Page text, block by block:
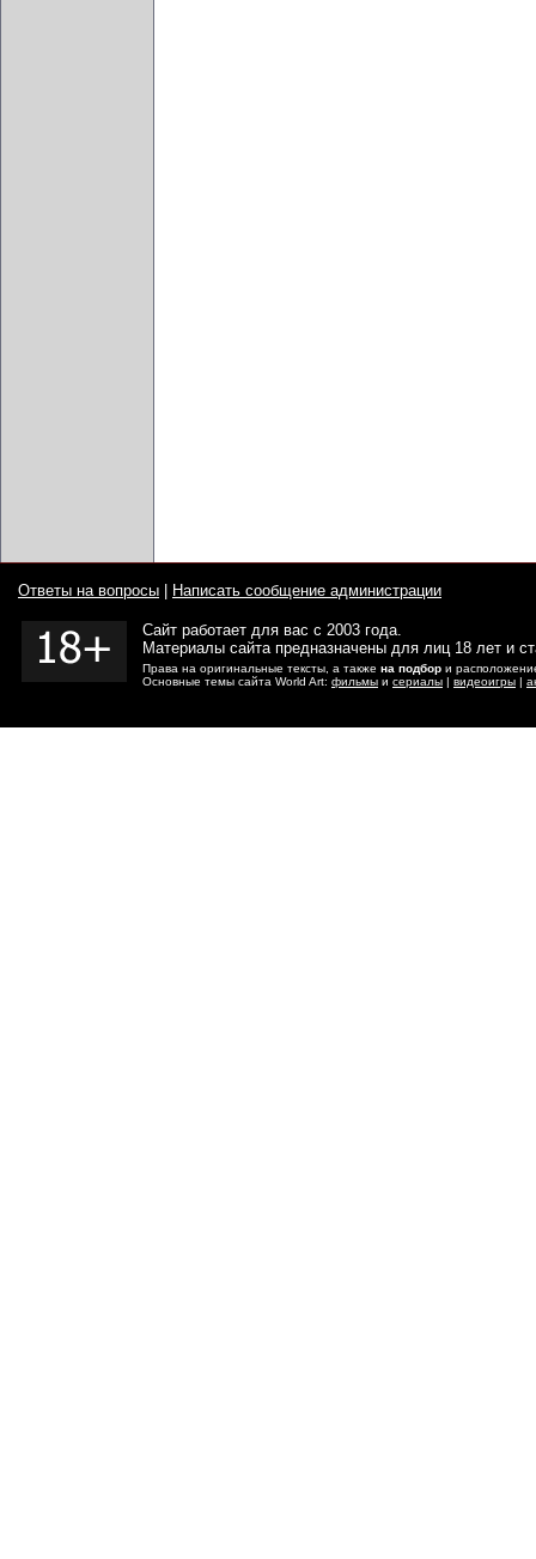
Ответы на вопросы Написать сообщение администрации
Сайт работает для вас с 2003 года.
Материалы сайта предназначены для лиц 18 лет и
Права на оригинальные тексты, а также на подбор и
Основные темы сайта World Art: фильмы и сериалы | видеоигры |